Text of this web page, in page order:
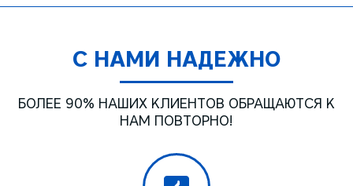
С НАМИ НАДЕЖНО
БОЛЕЕ 90% НАШИХ КЛИЕНТОВ ОБРАЩАЮТСЯ К
НАМ ПОВТОРНО!